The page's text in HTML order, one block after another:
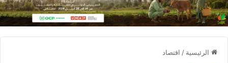
الرئيسية / اقتصاد